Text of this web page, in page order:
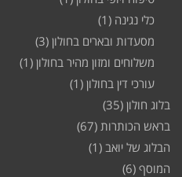
כלי נגינה (1)
מסעדות ובארים בחולון (3)
משלוחים ומזון מהיר בחולון (1)
עורכי דין בחולון (1)
בלוג חולון (35)
בראש הכותרות (67)
הבלוג של יואב (1)
המוסף (6)